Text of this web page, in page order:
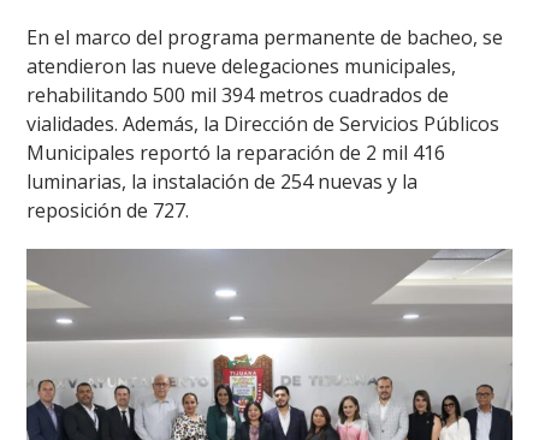
En el marco del programa permanente de bacheo, se
atendieron las nueve delegaciones municipales,
rehabilitando 500 mil 394 metros cuadrados de
vialidades. Además, la Dirección de Servicios Públicos
Municipales reportó la reparación de 2 mil 416
luminarias, la instalación de 254 nuevas y la
reposición de 727.